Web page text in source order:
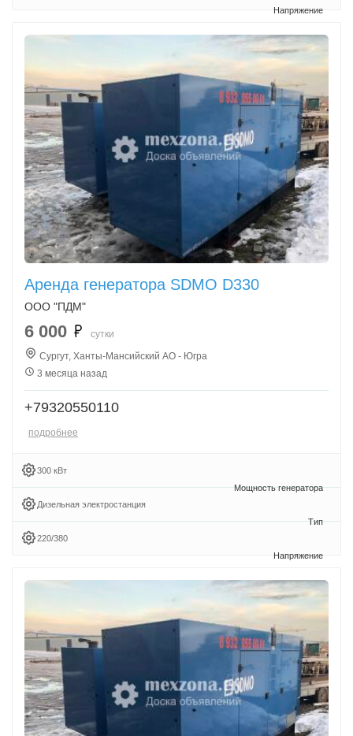
Аренда генератора SDMO D330
ООО "ПДМ"
6 000
сутки
Сургут, Ханты-Мансийский АО - Югра
3 месяца назад
+79320550110
подробнее
300 кВт
Дизельная электростанция
220/380